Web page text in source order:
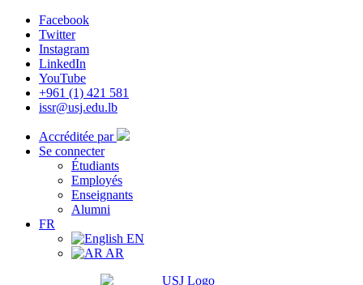
Facebook
Twitter
Instagram
LinkedIn
YouTube
+961 (1) 421 581
issr@usj.edu.lb
Accréditée par
Se connecter
Étudiants
Employés
Enseignants
Alumni
FR
EN
AR